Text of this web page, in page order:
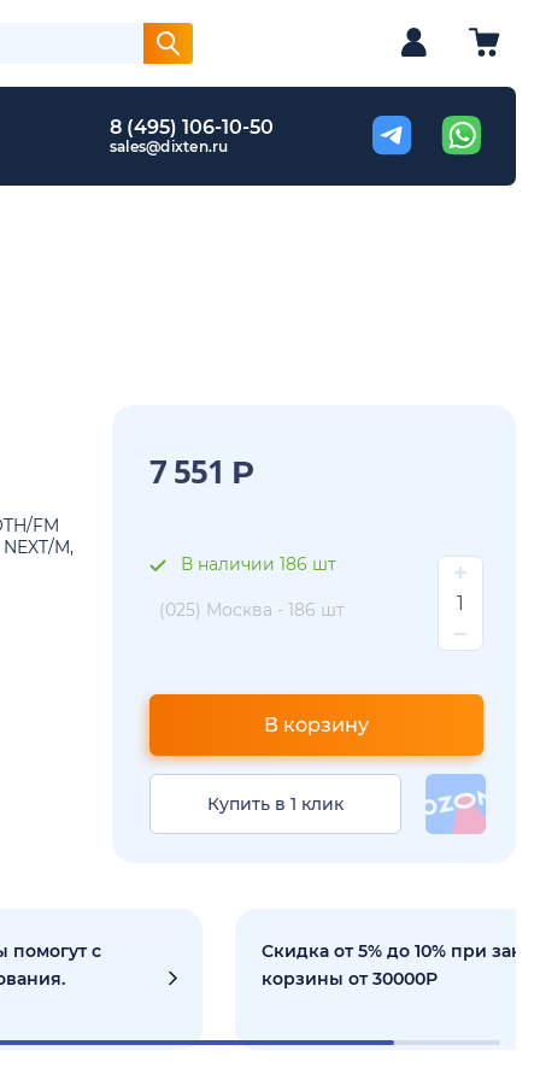
8 (495) 106-10-50
sales@dixten.ru
FM
M,
7 551 Р
В наличии 186 шт
(025) Москва - 186 шт
В корзину
Купить в 1 клик
помогут с
Скидка от 5% до 10% при
корзины от 30000Р